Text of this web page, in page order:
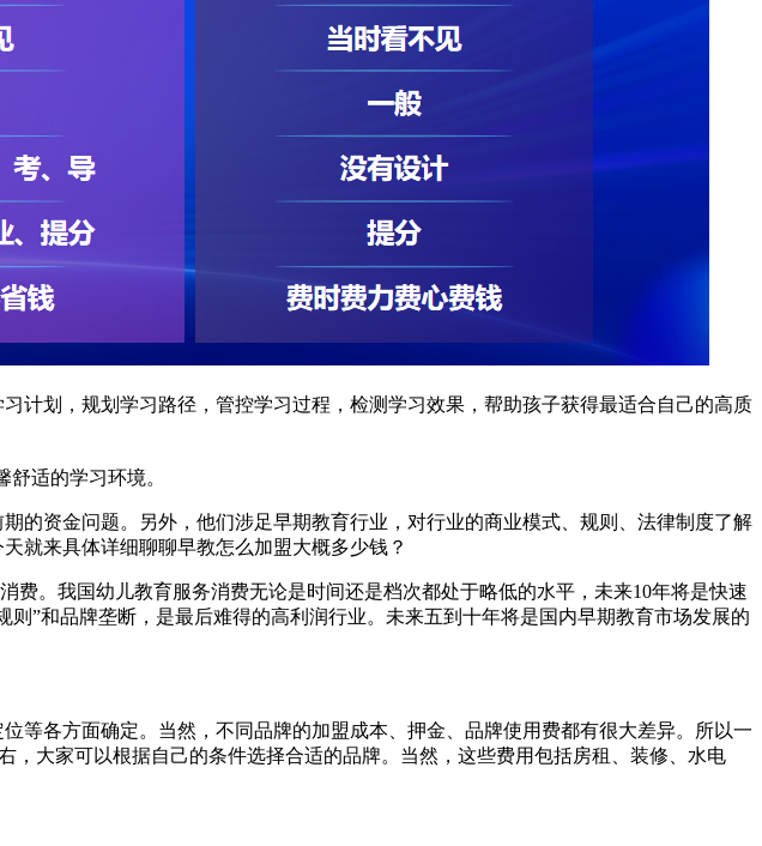
计划，规划学习路径，管控学习过程，检测学习效果，帮助孩子获得最适合自己的高质
适的学习环境。
金问题。另外，他们涉足早期教育行业，对行业的商业模式、规则、法律制度了解
今天就来具体详细聊聊早教怎么加盟大概多少钱？
消费。我国幼儿教育服务消费无论是时间还是档次都处于略低的水平，未来10年将是快速
规则”和品牌垄断，是最后难得的高利润行业。未来五到十年将是国内早期教育市场发展的
方面确定。当然，不同品牌的加盟成本、押金、品牌使用费都有很大差异。所以一
大家可以根据自己的条件选择合适的品牌。当然，这些费用包括房租、装修、水电